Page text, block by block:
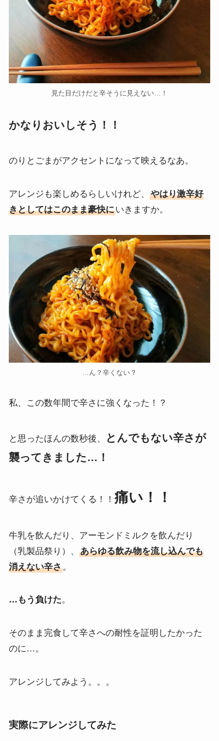
見た目だけだと辛そうに見えない…！
かなりおいしそう！！
のりとごまがアクセントになって映えるなあ。
アレンジも楽しめるらしいけれど、 やはり激辛好
きとしてはこのまま豪快にいきますか。
…ん？辛くない？
私、この数年間で辛さに強くなった！？
と思ったほんの数秒後、
とんでもない辛さが
襲ってきました…！
辛さが追いかけてくる！！ 痛い！！
牛乳を飲んだり、アーモンドミルクを飲んだり
（乳製品祭り）、 あらゆる飲み物を流し込んでも
消えない辛さ。
…もう負けた。
そのまま完食して辛さへの耐性を証明したかった
のに…。
アレンジしてみよう。。。
実際にアレンジしてみた